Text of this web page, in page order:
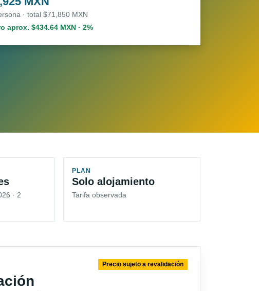
· total $71,850 MXN
aprox. $434.64 MXN · 2%
· 2
PLAN
Solo alojamiento
Tarifa observada
Precio sujeto a revalidación